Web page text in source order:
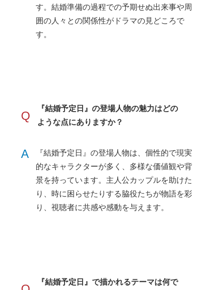
す。結婚準備の過程での予期せぬ出来事や周
囲の人々との関係性がドラマの見どころで
す。
Q
『結婚予定日』の登場人物の魅力はどの
ような点にありますか？
A
『結婚予定日』の登場人物は、個性的で現実
的なキャラクターが多く、多様な価値観や背
景を持っています。主人公カップルを助けた
り、時に困らせたりする脇役たちが物語を彩
り、視聴者に共感や感動を与えます。
『結婚予定日』で描かれるテーマは何で